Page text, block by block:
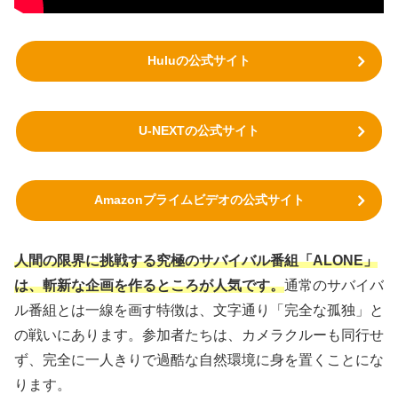
Huluの公式サイト
U-NEXTの公式サイト
Amazonプライムビデオの公式サイト
人間の限界に挑戦する究極のサバイバル番組「ALONE」
は、斬新な企画を作るところが人気です。通常のサバイバ
ル番組とは一線を画す特徴は、文字通り「完全な孤独」と
の戦いにあります。参加者たちは、カメラクルーも同行せ
ず、完全に一人きりで過酷な自然環境に身を置くことにな
ります。